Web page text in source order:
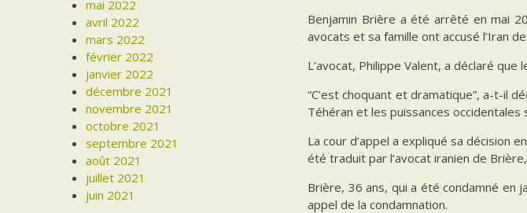
Benjamin Brière a été arrêté en mai
avocats et sa famille ont accusé l’Iran
L’avocat, Philippe Valent, a déclaré
“C’est choquant et dramatique”, a-t-il
Téhéran et les puissances occidentales
La cour d’appel a expliqué sa décision
été traduit par l’avocat iranien de
Brière, 36 ans, qui a été condamné en
appel de la condamnation.
mai 2022
avril 2022
mars 2022
février 2022
janvier 2022
décembre 2021
novembre 2021
octobre 2021
septembre 2021
août 2021
juillet 2021
juin 2021